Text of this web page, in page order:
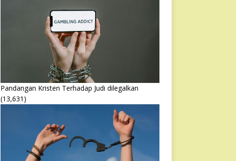
Pandangan Kristen Terhadap Judi dilegalkan
(13,631)